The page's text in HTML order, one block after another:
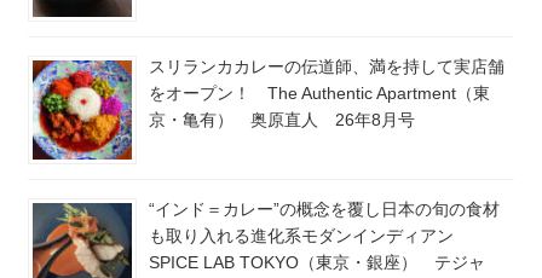
スリランカカレーの伝道師、満を持して実店舗
をオープン！ The Authentic Apartment（東
京・亀有） 奥原直人 26年8月号
“インド＝カレー”の概念を覆し日本の旬の食材
も取り入れる進化系モダンインディアン
SPICE LAB TOKYO（東京・銀座） テジャ